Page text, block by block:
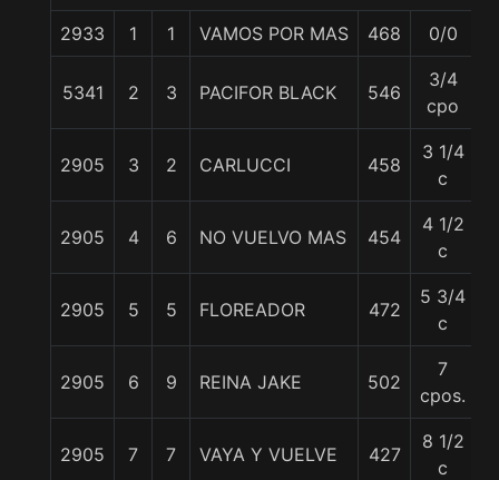
2933 1 1 VAMOS POR MAS 468 0/0
5341 2 3 PACIFOR BLACK 546
3/4
cpo
2905 3 2 CARLUCCI 458
3 1/4
c
2905 4 6 NO VUELVO MAS 454
4 1/2
c
2905 5 5 FLOREADOR 472
5 3/4
c
2905 6 9 REINA JAKE 502
7
cpos.
2905 7 7 VAYA Y VUELVE 427
8 1/2
c